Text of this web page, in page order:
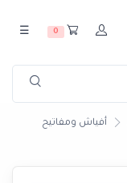
0
☰
أفياش ومفاتيح